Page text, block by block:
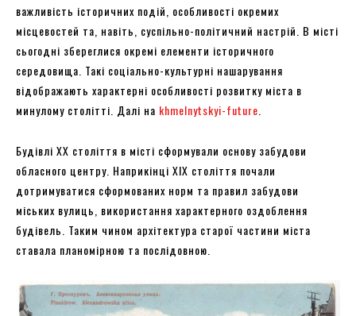
важливість історичних подій, особливості окремих
місцевостей та, навіть, суспільно-політичний настрій. В місті
сьогодні збереглися окремі елементи історичного
середовища. Такі соціально-культурні нашарування
відображають характерні особливості розвитку міста в
минулому столітті. Далі на khmelnytskyi-future
Будівлі XX століття в місті сформували основу забудови
обласного центру. Наприкінці XIX століття почали
дотримуватися сформованих норм та правил забудови
міських вулиць, використання характерного оздоблення
будівель. Таким чином архітектура старої частини міста
ставала планомірною та послідовною.